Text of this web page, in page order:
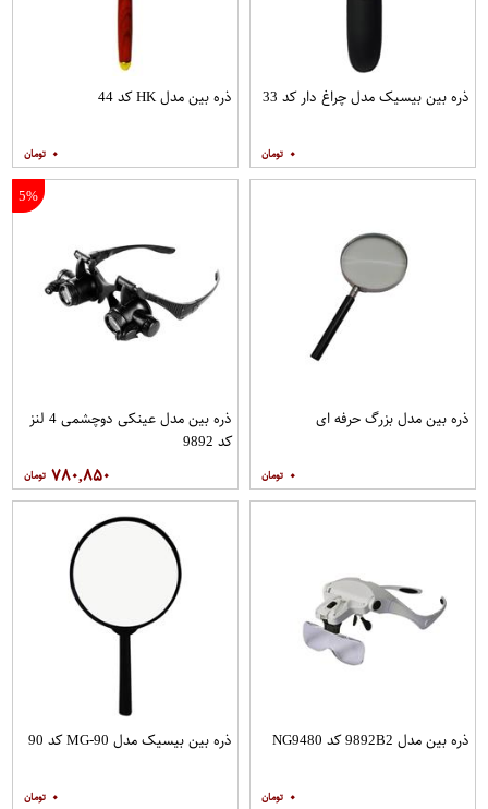
ذره بین بیسیک مدل چراغ دار کد 33
۰
ذره بین مدل HK کد 44
۰
ذره بین مدل بزرگ حرفه ای
۰
5%
ذره بین مدل عینکی دوچشمی 4 لنز
کد 9892
۷۸۰,۸۵۰
ذره بین مدل 9892B2 کد NG9480
۰
ذره بین بیسیک مدل MG-90 کد 90
۰